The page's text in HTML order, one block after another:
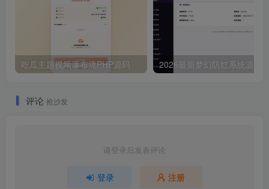
吃瓜主题视频瀑布流PHP源码
评论 抢沙发
请登录后发表评论
登录 注册